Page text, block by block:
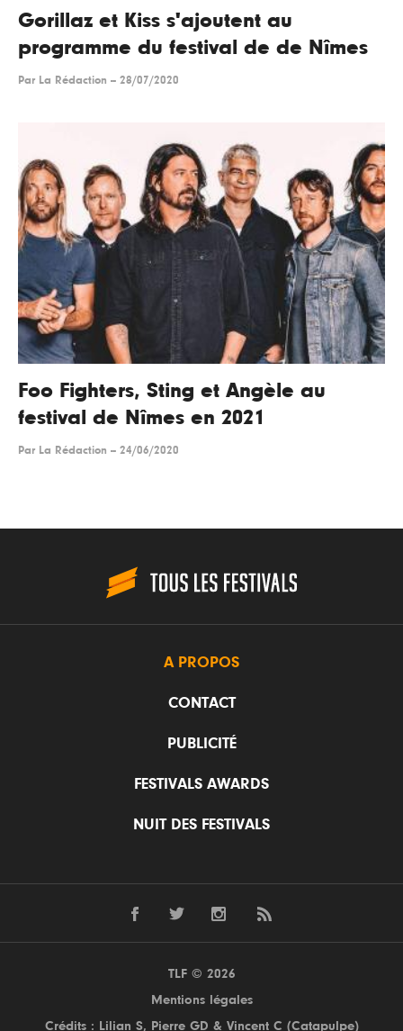
Gorillaz et Kiss s'ajoutent au
programme du festival de de Nîmes
Par La Rédaction -- 28/07/2020
Foo Fighters, Sting et Angèle au
festival de Nîmes en 2021
Par La Rédaction -- 24/06/2020
A PROPOS
CONTACT
PUBLICITÉ
FESTIVALS AWARDS
NUIT DES FESTIVALS
TLF © 2026
Mentions légales
Crédits : Lilian S, Pierre GD & Vincent C (Catapulpe)